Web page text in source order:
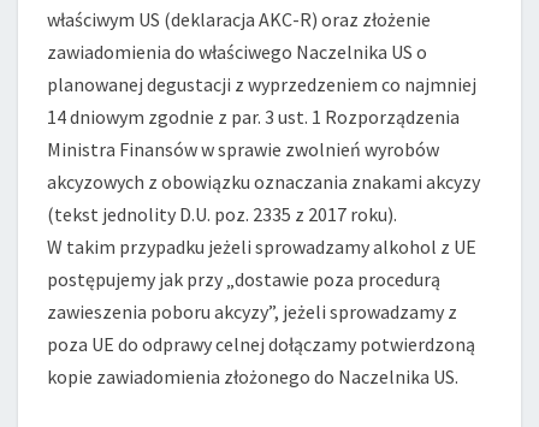
właściwym US (deklaracja AKC-R) oraz złożenie
zawiadomienia do właściwego Naczelnika US o
planowanej degustacji z wyprzedzeniem co najmniej
14 dniowym zgodnie z par. 3 ust. 1 Rozporządzenia
Ministra Finansów w sprawie zwolnień wyrobów
akcyzowych z obowiązku oznaczania znakami akcyzy
(tekst jednolity D.U. poz. 2335 z 2017 roku).
W takim przypadku jeżeli sprowadzamy alkohol z UE
postępujemy jak przy „dostawie poza procedurą
zawieszenia poboru akcyzy”, jeżeli sprowadzamy z
poza UE do odprawy celnej dołączamy potwierdzoną
kopie zawiadomienia złożonego do Naczelnika US.